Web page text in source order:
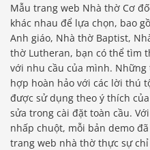
Mẫu trang web Nhà thờ Cơ
khác nhau để lựa chọn, bao
Anh giáo, Nhà thờ Baptist,
thờ Lutheran, bạn có thể tìm
với nhu cầu của mình.
hợp hoàn hảo với các lời thú
được sử dụng theo ý thích
sửa trong cài đặt toàn cầu.
nhấp chuột, mỗi bản demo
trang web nhà thờ thực sự